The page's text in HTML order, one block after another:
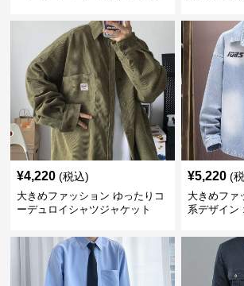
¥4,220 (税込)
大きめファッション ゆったりコ
ーデュロイシャツジャケット
¥5,220 (
大きめファ
系デザイン